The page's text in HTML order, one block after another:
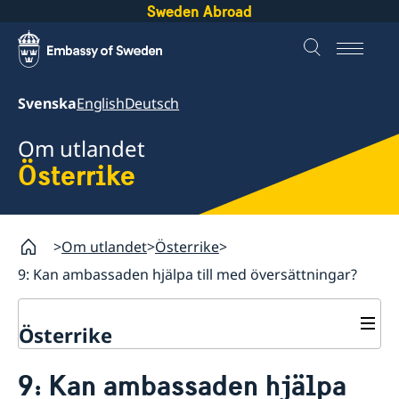
Sweden Abroad
SvenskaEnglishDeutsch
Om utlandet
Österrike
Om utlandet Österrike
9: Kan ambassaden hjälpa till med översättningar?
Österrike
Hjälp till svenskar i Österrike
9: Kan ambassaden hjälpa